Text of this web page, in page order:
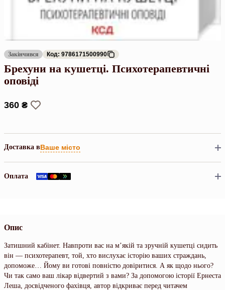
Закінчився Код: 9786171500990
Брехуни на кушетці. Психотерапевтичні
оповіді
360 ₴
Доставка вВаше місто
Оплата
Опис
Затишний кабінет. Навпроти вас на м’якій та зручній кушетці сидить
він — психотерапевт, той, хто вислухає історію ваших страждань,
допоможе… Йому ви готові повністю довіритися. А як щодо нього?
Чи так само ваш лікар відвертий з вами? За допомогою історії Ернеста
Леша, досвідченого фахівця, автор відкриває перед читачем